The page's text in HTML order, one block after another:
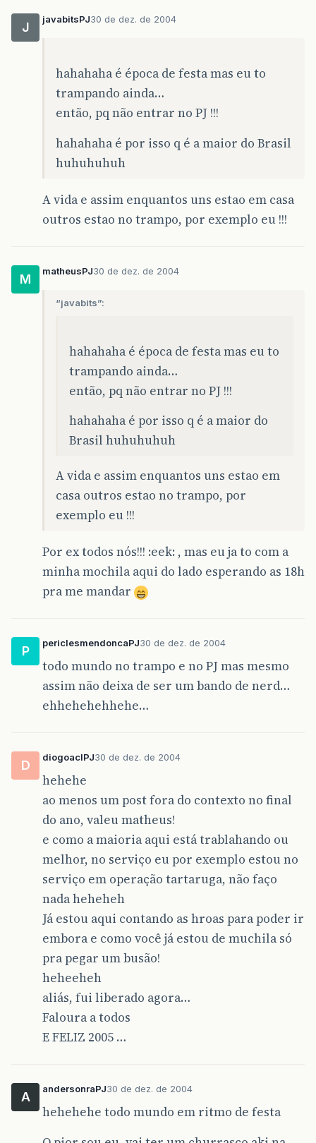
J
javabitsPJ30 de dez. de 2004
hahahaha é época de festa mas eu to
trampando ainda…
então, pq não entrar no PJ !!!
hahahaha é por isso q é a maior do Brasil
huhuhuhuh
A vida e assim enquantos uns estao em casa
outros estao no trampo, por exemplo eu !!!
M
matheusPJ30 de dez. de 2004
“javabits”:
hahahaha é época de festa mas eu to
trampando ainda…
então, pq não entrar no PJ !!!
hahahaha é por isso q é a maior do
Brasil huhuhuhuh
A vida e assim enquantos uns estao em
casa outros estao no trampo, por
exemplo eu !!!
Por ex todos nós!!! :eek: , mas eu ja to com a
minha mochila aqui do lado esperando as 18h
pra me mandar
P
periclesmendoncaPJ30 de dez. de 2004
todo mundo no trampo e no PJ mas mesmo
assim não deixa de ser um bando de nerd…
ehhehehehhehe…
D
diogoaclPJ30 de dez. de 2004
hehehe
ao menos um post fora do contexto no final
do ano, valeu matheus!
e como a maioria aqui está trablahando ou
melhor, no serviço eu por exemplo estou no
serviço em operação tartaruga, não faço
nada heheheh
Já estou aqui contando as hroas para poder ir
embora e como você já estou de muchila só
pra pegar um busão!
heheeheh
aliás, fui liberado agora…
Faloura a todos
E FELIZ 2005 …
A
andersonraPJ30 de dez. de 2004
hehehehe todo mundo em ritmo de festa